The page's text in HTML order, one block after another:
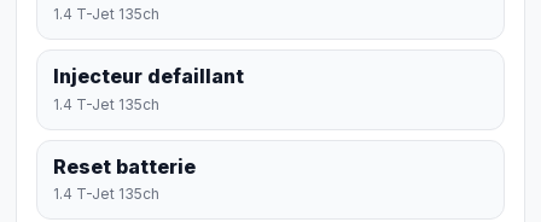
1.4 T-Jet 135ch
Injecteur defaillant
1.4 T-Jet 135ch
Reset batterie
1.4 T-Jet 135ch